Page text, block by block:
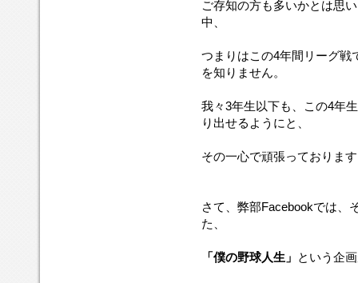
ご存知の方も多いかとは思
中、
つまりはこの4年間リーグ戦
を知りません。
我々3年生以下も、この4年
り出せるようにと、
その一心で頑張っておりま
さて、弊部Facebookでは、
た、
「僕の野球人生」 という企